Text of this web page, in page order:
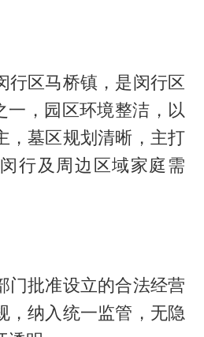
行区马桥镇，是闵行区
一，园区环境整洁，以
，墓区规划清晰，主打
行及周边区域家庭需
门批准设立的合法经营
，纳入统一监管，无隐